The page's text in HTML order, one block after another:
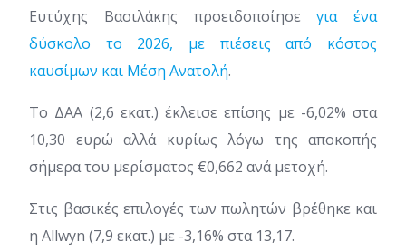
Ευτύχης Βασιλάκης προειδοποίησεγια ένα
δύσκολο το 2026, με πιέσεις από κόστος
καυσίμων και Μέση Ανατολή.
Το ΔΑΑ (2,6 εκατ.) έκλεισε επίσης με -6,02% στα
10,30 ευρώ αλλά κυρίως λόγω της αποκοπής
σήμερα του μερίσματος €0,662 ανά μετοχή.
Στις βασικές επιλογές των πωλητών βρέθηκε και
η Allwyn (7,9 εκατ.) με -3,16% στα 13,17.